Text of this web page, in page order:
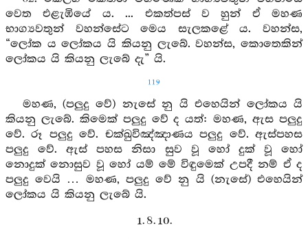
වෙත එළැඹියේ ය. ... එකත්පස් ව හුන් ඒ මහණ
භාග්‍යවතුන් වහන්සේට මෙය සැලකළේ ය. වහන්ස,
“ලෝක ය ලෝකය යි කියනු ලැබේ. වහන්ස, කොතෙකින්
ලෝකය යි කියනු ලැබේ දැ” යි.
119
මහණ, (පලුදු වේ) නැසේ නු යි එහෙයින් ලෝකය යි
කියනු ලැබේ. කිමෙක් පලුදු වේ ද යත්: මහණ, ඇස පලුදු
වේ. රූ පලුදු වේ. චක්ඛුවිඤ්ඤාණය පලුදු වේ. ඇස්පහස
පලුදු වේ. ඇස් පහස නිසා සුව වූ හෝ දුක් වූ හෝ
නොදුක් නොසුව වූ හෝ යම් මේ විඳුමෙක් උපදී නම් ඒ ද
පලුදු වෙයි … මහණ, පලුදු වේ නු යි (නැසේ) එහෙයින්
ලෝකය යි කියනු ලැබේ යි.
1. 8. 10.